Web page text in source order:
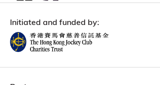
Initiated and funded by: